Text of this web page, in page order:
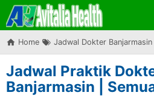
Skip to main
Home Jadwal Dokter Banjarmasin
Jadwal Praktik
Banjarmasin |